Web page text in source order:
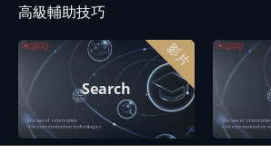
高級輔助技巧
影片
Search